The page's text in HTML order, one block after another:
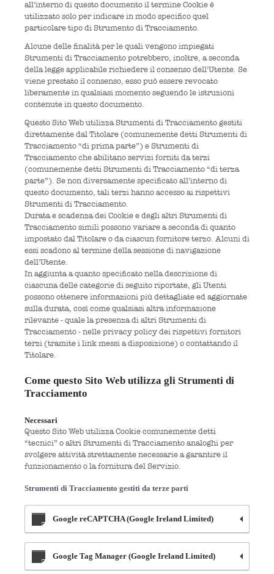
all’interno di questo documento il termine Cookie è
utilizzato solo per indicare in modo specifico quel
particolare tipo di Strumento di Tracciamento.
Alcune delle finalità per le quali vengono impiegati
Strumenti di Tracciamento potrebbero, inoltre, a seconda
della legge applicabile richiedere il consenso dell’Utente. Se
viene prestato il consenso, esso può essere revocato
liberamente in qualsiasi momento seguendo le istruzioni
contenute in questo documento.
Questo Sito Web utilizza Strumenti di Tracciamento gestiti
direttamente dal Titolare (comunemente detti Strumenti di
Tracciamento “di prima parte”) e Strumenti di
Tracciamento che abilitano servizi forniti da terzi
(comunemente detti Strumenti di Tracciamento “di terza
parte”). Se non diversamente specificato all’interno di
questo documento, tali terzi hanno accesso ai rispettivi
Strumenti di Tracciamento.
Durata e scadenza dei Cookie e degli altri Strumenti di
Tracciamento simili possono variare a seconda di quanto
impostato dal Titolare o da ciascun fornitore terzo. Alcuni di
essi scadono al termine della sessione di navigazione
dell’Utente.
In aggiunta a quanto specificato nella descrizione di
ciascuna delle categorie di seguito riportate, gli Utenti
possono ottenere informazioni più dettagliate ed aggiornate
sulla durata, così come qualsiasi altra informazione
rilevante - quale la presenza di altri Strumenti di
Tracciamento - nelle privacy policy dei rispettivi fornitori
terzi (tramite i link messi a disposizione) o contattando il
Titolare.
Come questo Sito Web utilizza gli Strumenti di
Tracciamento
Necessari
Questo Sito Web utilizza Cookie comunemente detti
“tecnici” o altri Strumenti di Tracciamento analoghi per
svolgere attività strettamente necessarie a garantire il
funzionamento o la fornitura del Servizio.
Strumenti di Tracciamento gestiti da terze parti
Google reCAPTCHA (Google Ireland Limited)
Google Tag Manager (Google Ireland Limited)